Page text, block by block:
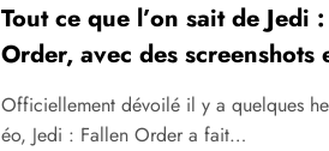
Tout ce que l’on sait de Jedi
Order, avec des screenshots
lore
Officiellement dévoilé il y a quelques
éo, Jedi : Fallen Order a fait…